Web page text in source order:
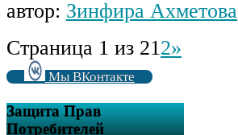
автор: Зинфира Ахметова
Страница 1 из 212»
Мы ВКонтакте
Защита Прав
Потребителей